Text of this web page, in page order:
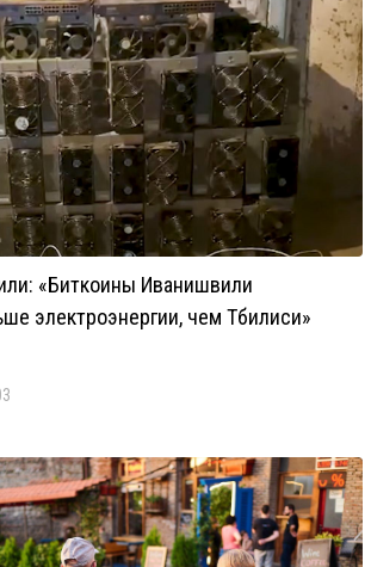
«Биткоины Иванишвили
электроэнергии, чем Тбилиси»